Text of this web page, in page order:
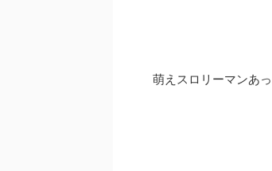
萌えスロリーマンあ